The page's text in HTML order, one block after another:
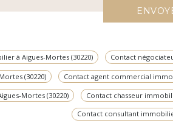
à Aigues-Mortes (30220) Contact
(30220) Contact agent commercial
Mortes (30220) Contact chasseur
Contact consultant